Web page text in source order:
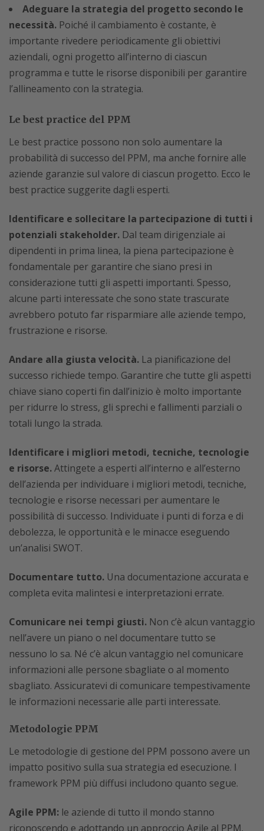
Adeguare la strategia del progetto secondo le
necessità. Poiché il cambiamento è costante, è
importante rivedere periodicamente gli obiettivi
aziendali, ogni progetto all’interno di ciascun
programma e tutte le risorse disponibili per garantire
l’allineamento con la strategia.
Le best practice del PPM
Le best practice possono non solo aumentare la
probabilità di successo del PPM, ma anche fornire alle
aziende garanzie sul valore di ciascun progetto. Ecco le
best practice suggerite dagli esperti.
Identificare e sollecitare la partecipazione di tutti i
potenziali stakeholder. Dal team dirigenziale ai
dipendenti in prima linea, la piena partecipazione è
fondamentale per garantire che siano presi in
considerazione tutti gli aspetti importanti. Spesso,
alcune parti interessate che sono state trascurate
avrebbero potuto far risparmiare alle aziende tempo,
frustrazione e risorse.
Andare alla giusta velocità. La pianificazione del
successo richiede tempo. Garantire che tutte gli aspetti
chiave siano coperti fin dall’inizio è molto importante
per ridurre lo stress, gli sprechi e fallimenti parziali o
totali lungo la strada.
Identificare i migliori metodi, tecniche, tecnologie
e risorse.Attingete a esperti all’interno e all’esterno
dell’azienda per individuare i migliori metodi, tecniche,
tecnologie e risorse necessari per aumentare le
possibilità di successo. Individuate i punti di forza e di
debolezza, le opportunità e le minacce eseguendo
un’analisi SWOT.
Documentare tutto. Una documentazione accurata e
completa evita malintesi e interpretazioni errate.
Comunicare nei tempi giusti. Non c’è alcun vantaggio
nell’avere un piano o nel documentare tutto se
nessuno lo sa. Né c’è alcun vantaggio nel comunicare
informazioni alle persone sbagliate o al momento
sbagliato. Assicuratevi di comunicare tempestivamente
le informazioni necessarie alle parti interessate.
Metodologie PPM
Le metodologie di gestione del PPM possono avere un
impatto positivo sulla sua strategia ed esecuzione. I
framework PPM più diffusi includono quanto segue.
Agile PPM: le aziende di tutto il mondo stanno
riconoscendo e adottando un approccio Agile al PPM.